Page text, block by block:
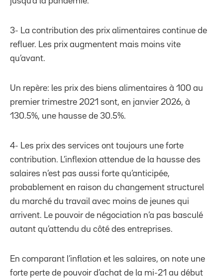
3- La contribution des prix alimentaires continue de
refluer. Les prix augmentent mais moins vite
qu’avant.
Un repère: les prix des biens alimentaires à 100 au
premier trimestre 2021 sont, en janvier 2026, à
130.5%, une hausse de 30.5%.
4- Les prix des services ont toujours une forte
contribution. L’inflexion attendue de la hausse des
salaires n’est pas aussi forte qu’anticipée,
probablement en raison du changement structurel
du marché du travail avec moins de jeunes qui
arrivent. Le pouvoir de négociation n’a pas basculé
autant qu’attendu du côté des entreprises.
En comparant l’inflation et les salaires, on note une
forte perte de pouvoir d’achat de la mi-21 au début